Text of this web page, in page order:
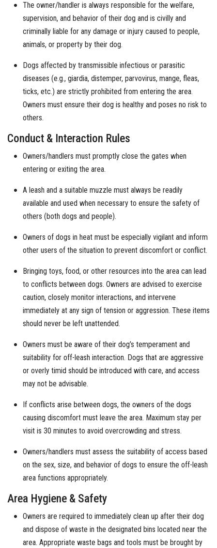
The owner/handler is always responsible for the welfare,
supervision, and behavior of their dog and is civilly and
criminally liable for any damage or injury caused to people,
animals, or property by their dog.
Dogs affected by transmissible infectious or parasitic
diseases (e.g., giardia, distemper, parvovirus, mange, fleas,
ticks, etc.) are strictly prohibited from entering the area.
Owners must ensure their dog is healthy and poses no risk to
others.
Conduct & Interaction Rules
Owners/handlers must promptly close the gates when
entering or exiting the area.
A leash and a suitable muzzle must always be readily
available and used when necessary to ensure the safety of
others (both dogs and people).
Owners of dogs in heat must be especially vigilant and inform
other users of the situation to prevent discomfort or conflict.
Bringing toys, food, or other resources into the area can lead
to conflicts between dogs. Owners are advised to exercise
caution, closely monitor interactions, and intervene
immediately at any sign of tension or aggression. These items
should never be left unattended.
Owners must be aware of their dog’s temperament and
suitability for off-leash interaction. Dogs that are aggressive
or overly timid should be introduced with care, and access
may not be advisable.
If conflicts arise between dogs, the owners of the dogs
causing discomfort must leave the area. Maximum stay per
visit is 30 minutes to avoid overcrowding and stress.
Owners/handlers must assess the suitability of access based
on the sex, size, and behavior of dogs to ensure the off-leash
area functions appropriately.
Area Hygiene & Safety
Owners are required to immediately clean up after their dog
and dispose of waste in the designated bins located near the
area. Appropriate waste bags and tools must be brought by